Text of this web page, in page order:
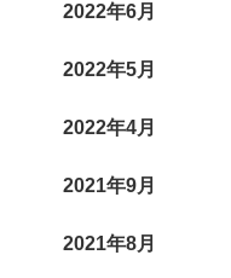
2022年6月
2022年5月
2022年4月
2021年9月
2021年8月